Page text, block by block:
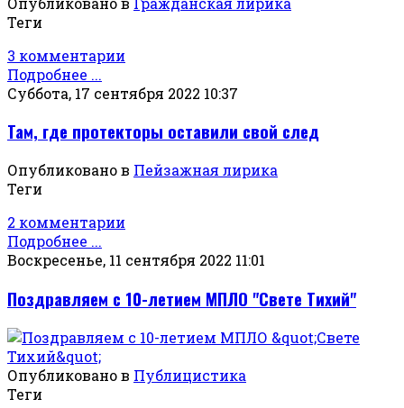
Теги
3 комментарии
Подробнее ...
Суббота, 17 сентября 2022 10:37
Там, где протекторы оставили свой след
Опубликовано в Пейзажная лирика
Теги
2 комментарии
Подробнее ...
Воскресенье, 11 сентября 2022 11:01
Поздравляем с 10-летием МПЛО "Свете Тихий"
Опубликовано в Публицистика
Теги